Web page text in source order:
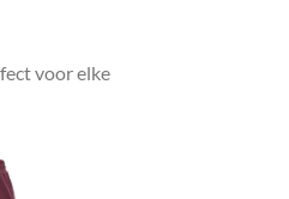
voor elke